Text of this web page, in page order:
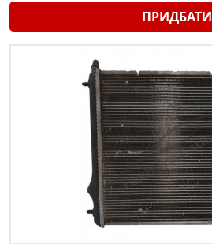
ПРИДБАТИ